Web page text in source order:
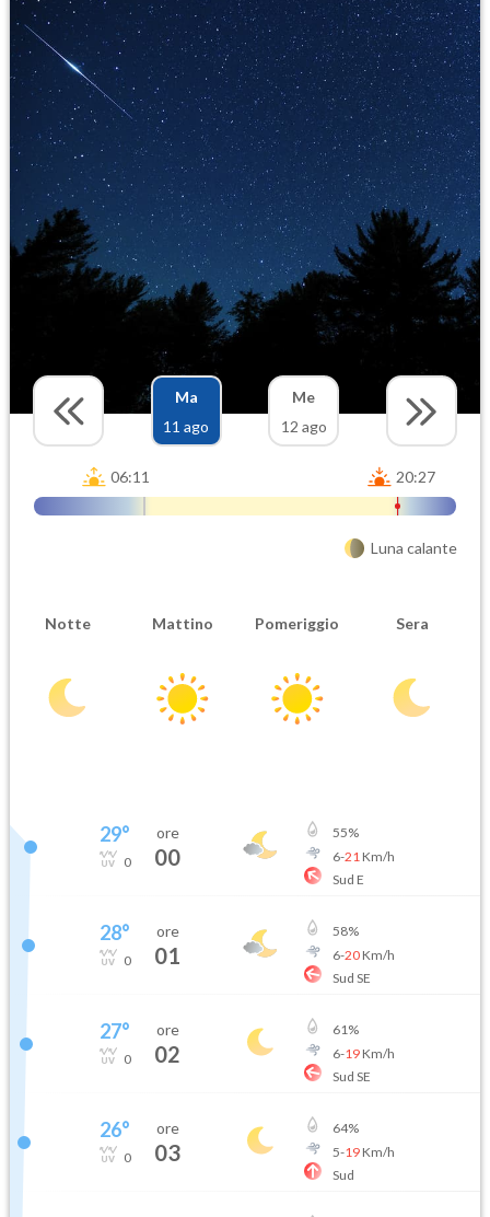
Ma
11 ago
Me
12 ago
06:11 20:27
Luna calante
Notte Mattino Pomeriggio Sera
29°
0
ore
00
55%
6-21 Km/h
Sud E
28°
0
ore
01
58%
6-20Km/h
Sud SE
27°
0
ore
02
61%
6-19Km/h
Sud SE
26°
0
ore
03
64%
5-19Km/h
Sud